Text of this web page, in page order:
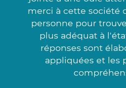
merci à cette société
personne pour
plus adéquat à
réponses sont
appliquées et les